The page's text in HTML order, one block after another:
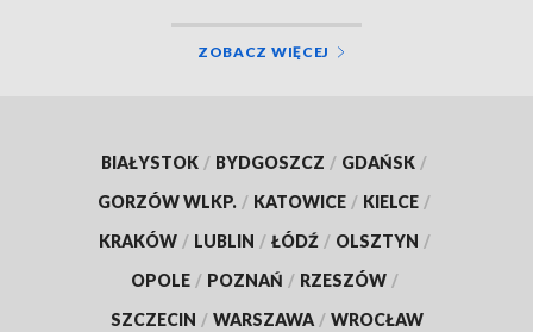
ZOBACZ WIĘCEJ
BIAŁYSTOK / BYDGOSZCZ / GDAŃSK /
GORZÓW WLKP. / KATOWICE / KIELCE /
KRAKÓW / LUBLIN / ŁÓDŹ / OLSZTYN /
OPOLE / POZNAŃ / RZESZÓW /
SZCZECIN / WARSZAWA / WROCŁAW